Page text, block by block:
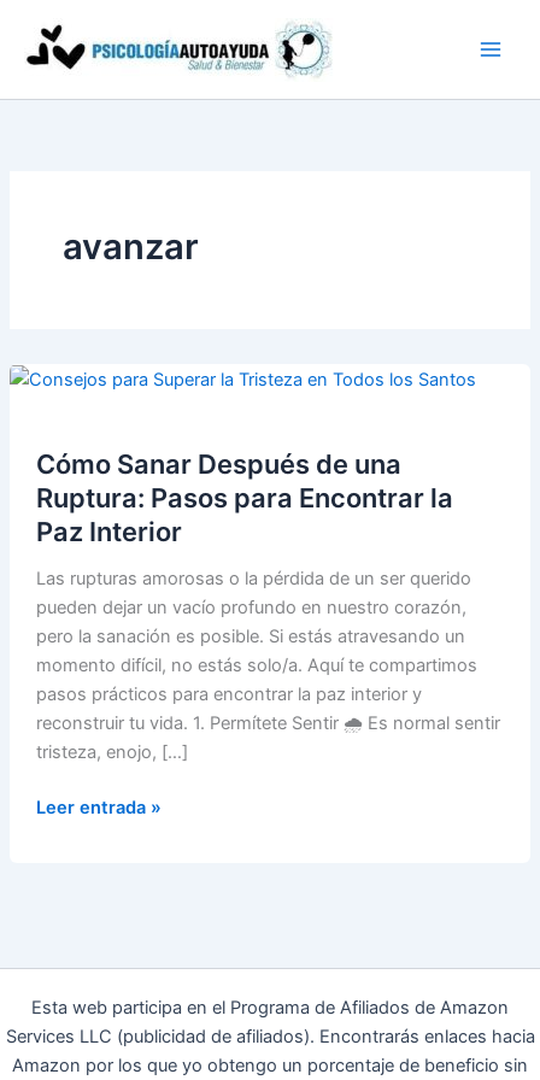
contenido
avanzar
Cómo Sanar Después de una
Ruptura: Pasos para Encontrar la
Paz Interior
Las rupturas amorosas o la pérdida de un ser querido
pueden dejar un vacío profundo en nuestro corazón,
pero la sanación es posible. Si estás atravesando un
momento difícil, no estás solo/a. Aquí te compartimos
pasos prácticos para encontrar la paz interior y
reconstruir tu vida. 1. Permítete Sentir 🌧️ Es normal sentir
tristeza, enojo, […]
Cómo
para
Encontrar
la
Leer entrada »
Esta web participa en el Programa de Afiliados de Amazon
Services LLC (publicidad de afiliados). Encontrarás enlaces hacia
Amazon por los que yo obtengo un porcentaje de beneficio sin